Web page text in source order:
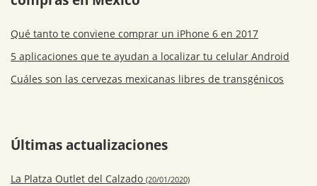
Qué tanto te conviene comprar un iPhone 6 en 2017
5 aplicaciones que te ayudan a localizar tu celular Android
Cuáles son las cervezas mexicanas libres de transgénicos
Últimas actualizaciones
La Platza Outlet del Calzado (20/01/2020)